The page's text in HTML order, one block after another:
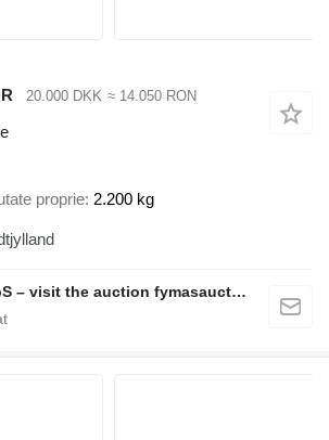
20.000 DKK ≈ 14.050 RON
proprie 2.200 kg
Fymas Auctions ApS – visit the auction fymasauctions.dk